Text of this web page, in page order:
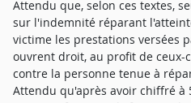
Attendu que, selon ces textes,
sur l'indemnité réparant
victime les prestations versées
ouvrent droit, au profit de ceux-
contre la personne tenue à
Attendu qu'après avoir chiffré à